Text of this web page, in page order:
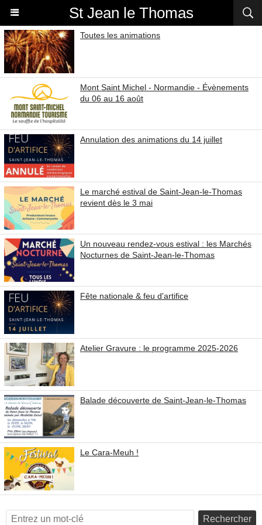
St Jean le Thomas
Toutes les animations
Mont Saint Michel - Normandie - Évènements
du 06 au 16 août
Annulation des animations du 14 juillet
Le marché estival de Saint-Jean-le-Thomas
revient dès le 3 mai
Un nouveau rendez-vous estival : les Marchés
Nocturnes de Saint-Jean-le-Thomas
Fête nationale & feu d'artifice
Atelier Gravure : le programme 2025-2026
Balade découverte de Saint-Jean-le-Thomas
Le Cara-Meuh !
Rechercher